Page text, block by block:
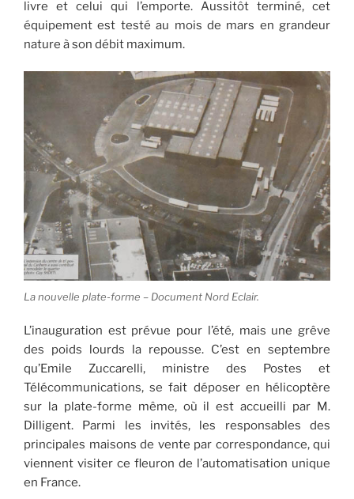
livre et celui qui l’emporte. Aussitôt terminé, cet
équipement est testé au mois de mars en grandeur
nature à son débit maximum.
La nouvelle plate-forme – Document Nord Eclair.
L’inauguration est prévue pour l’été, mais une grêve
des poids lourds la repousse. C’est en septembre
qu’Emile Zuccarelli, ministre des Postes et
Télécommunications, se fait déposer en hélicoptère
sur la plate-forme même, où il est accueilli par M.
Dilligent. Parmi les invités, les responsables des
principales maisons de vente par correspondance, qui
viennent visiter ce fleuron de l’automatisation unique
en France.